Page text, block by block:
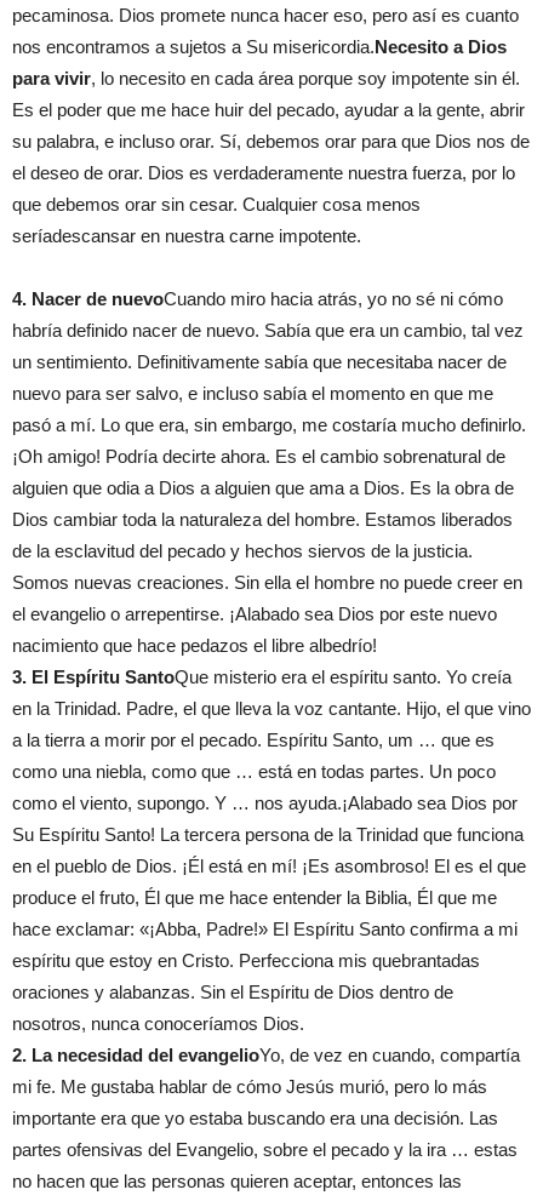
pecaminosa. Dios promete nunca hacer eso, pero así es cuanto
nos encontramos a sujetos a Su misericordia.Necesito a Dios
para vivir, lo necesito en cada área porque soy impotente sin él.
Es el poder que me hace huir del pecado, ayudar a la gente, abrir
su palabra, e incluso orar. Sí, debemos orar para que Dios nos de
el deseo de orar. Dios es verdaderamente nuestra fuerza, por lo
que debemos orar sin cesar. Cualquier cosa menos
seríadescansar en nuestra carne impotente.
4. Nacer de nuevoCuando miro hacia atrás, yo no sé ni cómo
habría definido nacer de nuevo. Sabía que era un cambio, tal vez
un sentimiento. Definitivamente sabía que necesitaba nacer de
nuevo para ser salvo, e incluso sabía el momento en que me
pasó a mí. Lo que era, sin embargo, me costaría mucho definirlo.
¡Oh amigo! Podría decirte ahora. Es el cambio sobrenatural de
alguien que odia a Dios a alguien que ama a Dios. Es la obra de
Dios cambiar toda la naturaleza del hombre. Estamos liberados
de la esclavitud del pecado y hechos siervos de la justicia.
Somos nuevas creaciones. Sin ella el hombre no puede creer en
el evangelio o arrepentirse. ¡Alabado sea Dios por este nuevo
nacimiento que hace pedazos el libre albedrío!
3. El Espíritu SantoQue misterio era el espíritu santo. Yo creía
en la Trinidad. Padre, el que lleva la voz cantante. Hijo, el que vino
a la tierra a morir por el pecado. Espíritu Santo, um … que es
como una niebla, como que … está en todas partes. Un poco
como el viento, supongo. Y … nos ayuda.¡Alabado sea Dios por
Su Espíritu Santo! La tercera persona de la Trinidad que funciona
en el pueblo de Dios. ¡Él está en mí! ¡Es asombroso! El es el que
produce el fruto, Él que me hace entender la Biblia, Él que me
hace exclamar: «¡Abba, Padre!» El Espíritu Santo confirma a mi
espíritu que estoy en Cristo. Perfecciona mis quebrantadas
oraciones y alabanzas. Sin el Espíritu de Dios dentro de
nosotros, nunca conoceríamos Dios.
2. La necesidad del evangelioYo, de vez en cuando, compartía
mi fe. Me gustaba hablar de cómo Jesús murió, pero lo más
importante era que yo estaba buscando era una decisión. Las
partes ofensivas del Evangelio, sobre el pecado y la ira … estas
no hacen que las personas quieren aceptar, entonces las